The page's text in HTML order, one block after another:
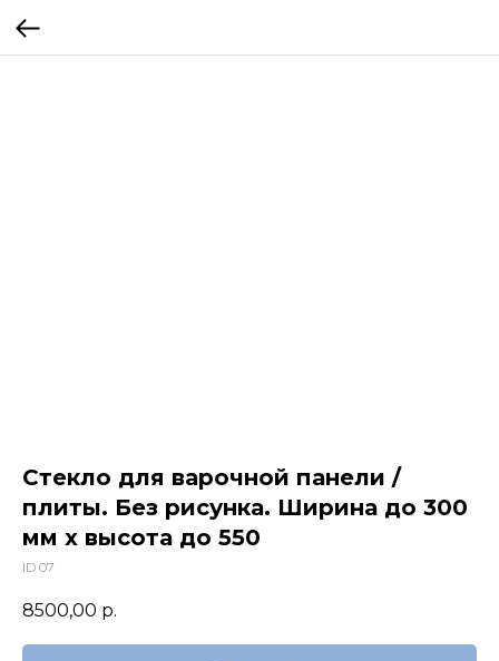
Стекло для варочной панели /
плиты. Без рисунка. Ширина до 300
мм х высота до 550
ID 07
8500,00 р.